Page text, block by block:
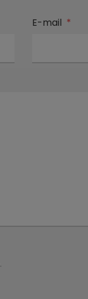
E-mail *